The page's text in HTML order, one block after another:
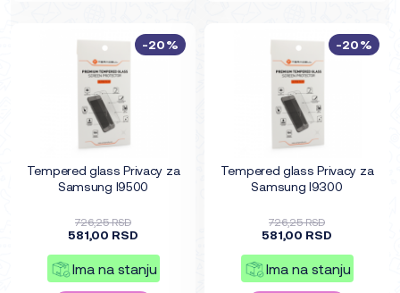
Tempered glass Privacy za
Samsung I9500
726,25 RSD
581,00 RSD
Ima na stanju
-20%
Tempered glass Privacy za
Samsung I9300
726,25 RSD
581,00 RSD
Ima na stanju
-20%